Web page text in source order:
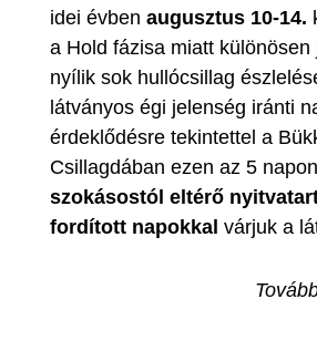
idei évben augusztus 10-14.
a Hold fázisa miatt különösen
nyílik sok hullócsillag
látványos égi jelenség iránti
érdeklődésre tekintettel a
Csillagdában ezen az 5
szokásostól eltérő
fordított napokkal várjuk a